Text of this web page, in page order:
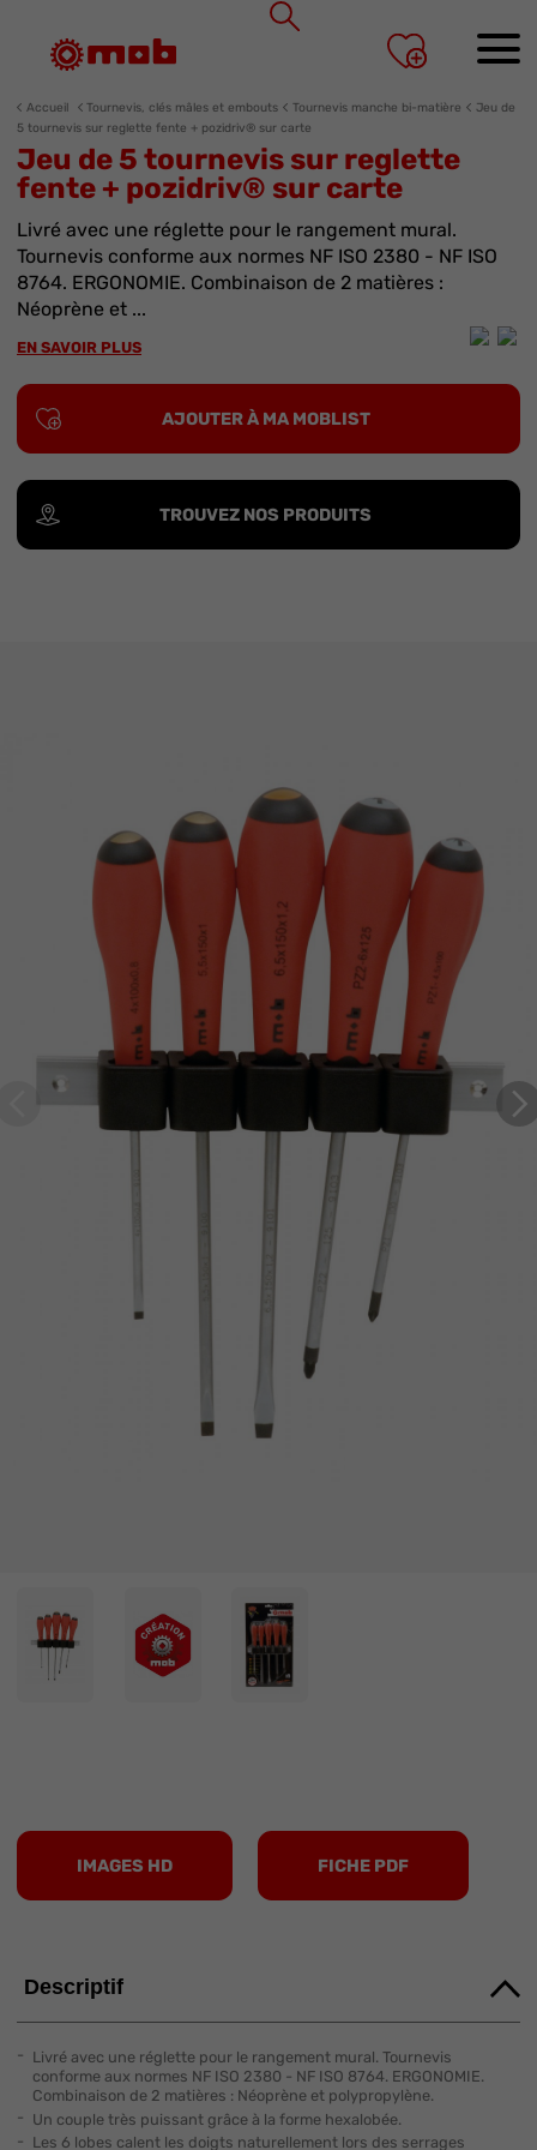
Accueil Tournevis, clés mâles et embouts Tournevis manche bi-matière
Jeu de
5 tournevis sur reglette fente + pozidriv® sur carte
Jeu de 5 tournevis sur reglette
fente + pozidriv® sur carte
Livré avec une réglette pour le rangement mural.
Tournevis conforme aux normes NF ISO 2380 - NF ISO
8764. ERGONOMIE. Combinaison de 2 matières :
Néoprène et ...
EN SAVOIR PLUS
AJOUTER À MA MOBLIST
TROUVEZ NOS PRODUITS
IMAGES HD FICHE PDF
Descriptif
Livré avec une réglette pour le rangement mural. Tournevis
conforme aux normes NF ISO 2380 - NF ISO 8764. ERGONOMIE.
Combinaison de 2 matières : Néoprène et polypropylène.
Un couple très puissant grâce à la forme hexalobée.
Les 6 lobes calent les doigts naturellement lors des serrages